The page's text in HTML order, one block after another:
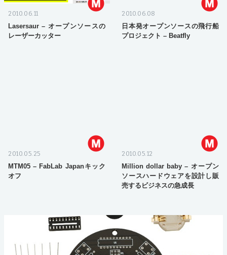
2010.06.11
Lasersaur – オープンソースの
レーザーカッター
2010.06.08
日本発オープンソースの飛行船
プロジェクト – Beatfly
2010.05.25
MTM05 – FabLab Japanキック
オフ
2010.05.12
Million dollar baby – オープン
ソースハードウェアを設計し販
売するビジネスの急成長